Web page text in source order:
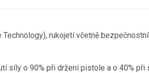
rukojetí včetně
síly o 90% při držení pistole a o 40%